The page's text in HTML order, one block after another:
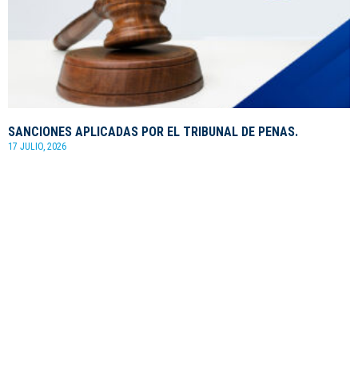
SANCIONES APLICADAS POR EL TRIBUNAL DE PENAS.
17 JULIO, 2026